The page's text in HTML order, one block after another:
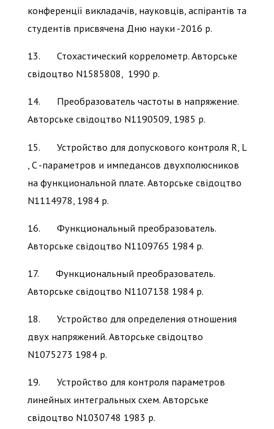
конференції викладачів, науковців, аспірантів та
студентів присвячена Дню науки -2016 р.
13. Стохастический коррелометр. Авторське
свідоцтво N1585808, 1990 р.
14. Преобразователь частоты в напряжение.
Авторське свідоцтво N1190509, 1985 р.
15. Устройство для допускового контроля R, L
, C -параметров и импедансов двухполюсников
на функциональной плате. Авторське свідоцтво
N1114978, 1984 р.
16. Функциональный преобразователь.
Авторське свідоцтво N1109765 1984 р.
17. Функциональный преобразователь.
Авторське свідоцтво N1107138 1984 р.
18. Устройство для определения отношения
двух напряжений. Авторське свідоцтво
N1075273 1984 р.
19. Устройство для контроля параметров
линейных интегральных схем. Авторське
свідоцтво N1030748 1983 р.